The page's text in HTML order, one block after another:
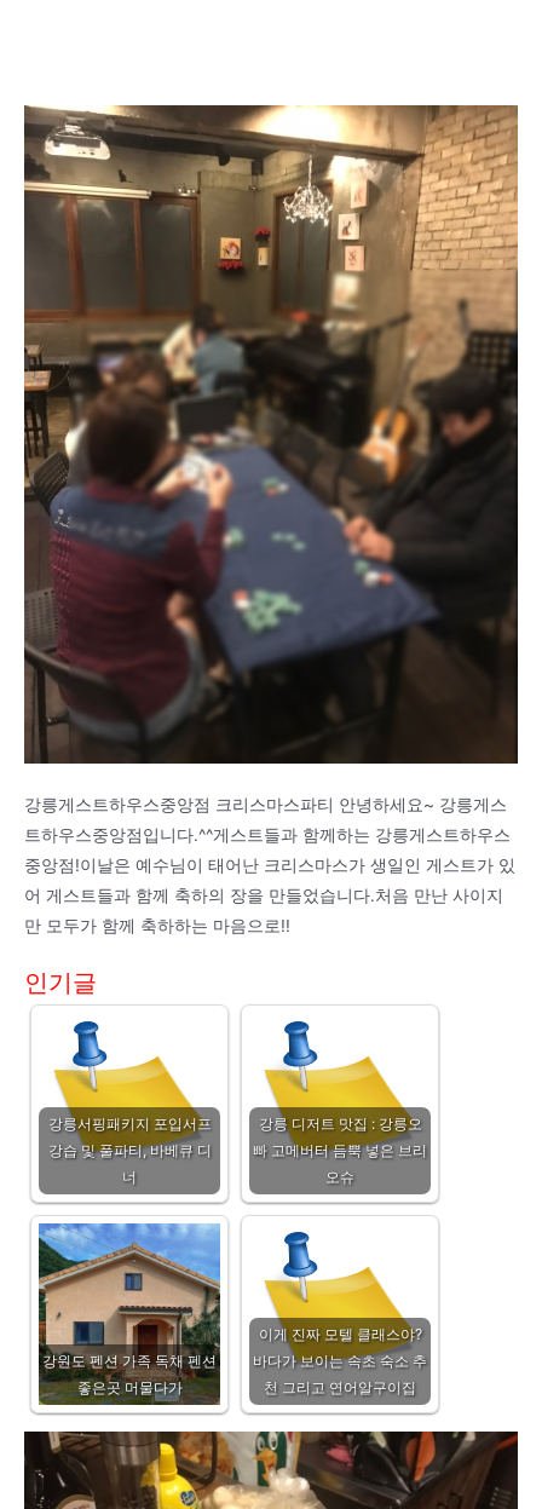
강릉게스트하우스중앙점 크리스마스파티 안녕하세요~ 강릉게스
트하우스중앙점입니다.^^게스트들과 함께하는 강릉게스트하우스
중앙점!이날은 예수님이 태어난 크리스마스가 생일인 게스트가 있
어 게스트들과 함께 축하의 장을 만들었습니다.처음 만난 사이지
만 모두가 함께 축하하는 마음으로!!
인기글
강릉서핑패키지 포입서프
강습 및 풀파티, 바베큐 디
너
강릉 디저트 맛집 : 강릉오
빠 고메버터 듬뿍 넣은 브리
오슈
강원도 펜션 가족 독채 펜션
좋은곳 머물다가
이게 진짜 모텔 클래스야?
바다가 보이는 속초 숙소 추
천 그리고 연어알구이집